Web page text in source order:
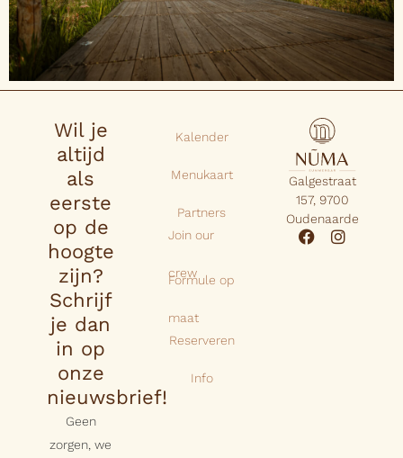
Galgestraat
157, 9700
Oudenaarde
Kalender
Menukaart
Partners
Join our
crew
Formule op
maat
Reserveren
Info
Wil je
altijd
als
eerste
op de
hoogte
zijn?
Schrijf
je dan
in op
onze
nieuwsbrief!
Geen
zorgen, we